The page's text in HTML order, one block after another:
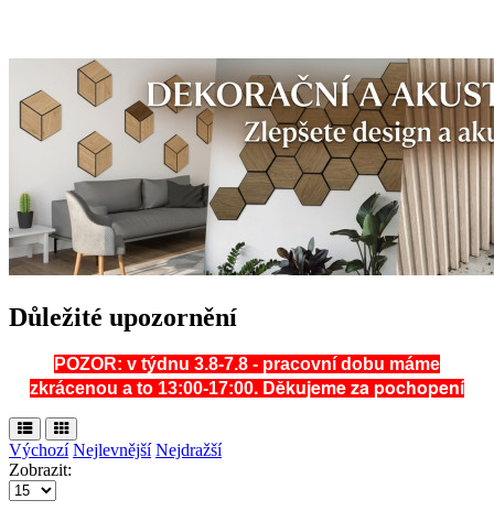
Důležité upozornění
POZOR: v týdnu 3.8-7.8 - pracovní dobu máme
zkrácenou a to 13:00-17:00. Děkujeme za pochopení
Výchozí Nejlevnější Nejdražší
Zobrazit: